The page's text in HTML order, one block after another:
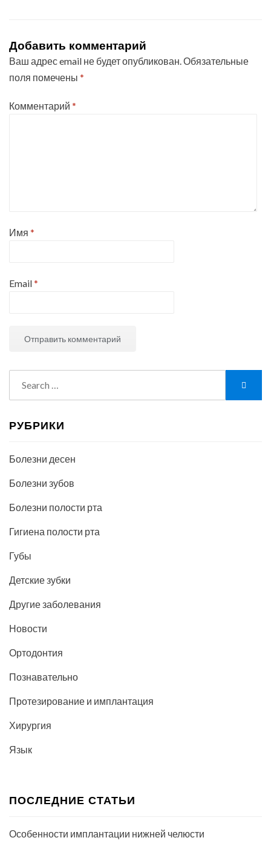
Добавить комментарий
Ваш адрес email не будет опубликован. Обязательные
поля помечены *
Комментарий *
Имя *
Email*
for:
РУБРИКИ
Болезни десен
Болезни зубов
Болезни полости рта
Гигиена полости рта
Губы
Детские зубки
Другие заболевания
Новости
Ортодонтия
Познавательно
Протезирование и имплантация
Хирургия
Язык
ПОСЛЕДНИЕ СТАТЬИ
Особенности имплантации нижней челюсти